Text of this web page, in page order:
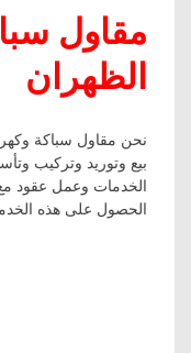
مقاول
الظهران
نحن مقاول سباكة
بيع وتوريد وتركيب
الخدمات وعمل عقود
الحصول على هذه